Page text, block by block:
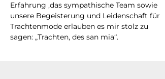
Erfahrung ,das sympathische Team sowie
unsere Begeisterung und Leidenschaft für
Trachtenmode erlauben es mir stolz zu
sagen: „Trachten, des san mia“.